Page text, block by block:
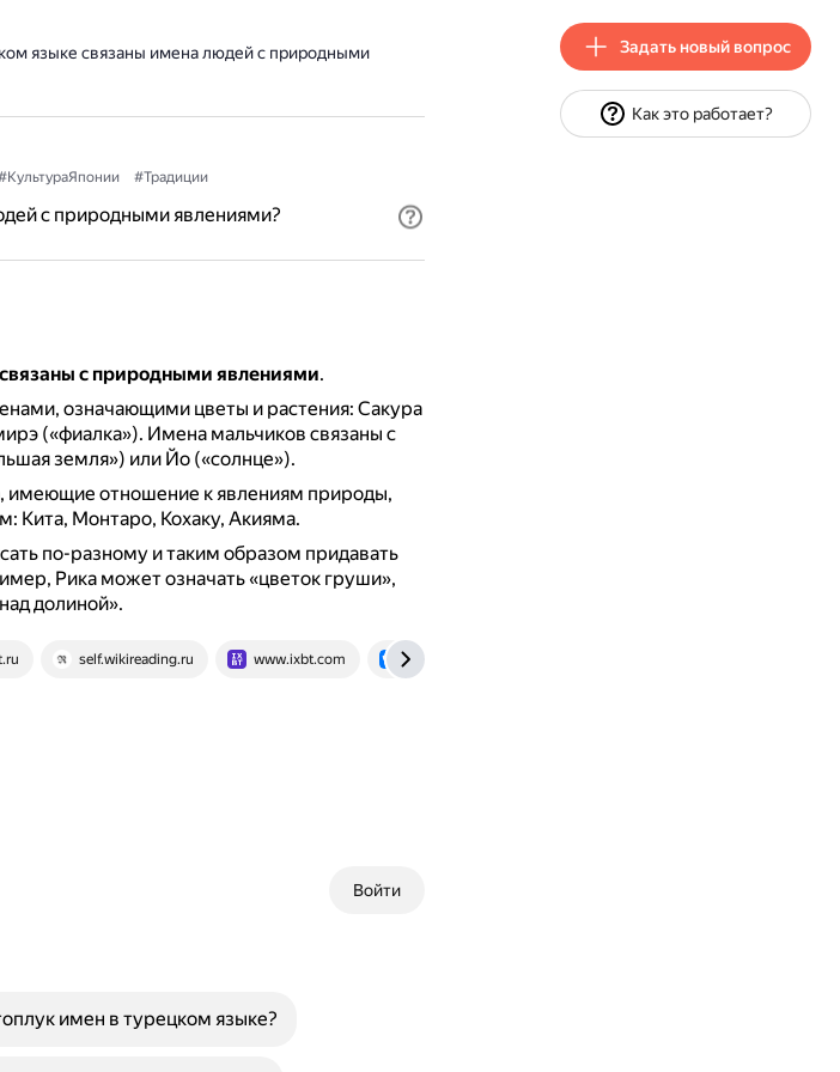
языке связаны имена людей с природными
#Традиции
с природными явлениями?
с природными явлениями.
означающими цветы и растения: Сакура
(«фиалка»). Имена мальчиков связаны с
земля») или Йо («солнце»).
имеющие отношение к явлениям природы,
Кита, Монтаро, Кохаку, Акияма.
по-разному и таким образом придавать
Рика может означать «цветок груши»,
долиной».
self.wikireading.ru www.ixbt.com vk.com
Войти
имен в турецком языке?
Задать новый вопрос
Как это работает?